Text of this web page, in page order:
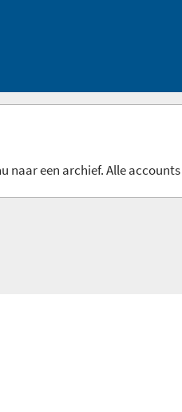
naar een archief. Alle